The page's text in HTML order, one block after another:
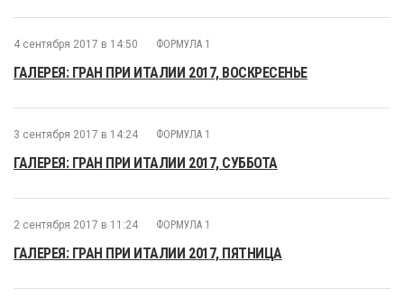
4 сентября 2017 в 14:50 ФОРМУЛА 1
ГАЛЕРЕЯ: ГРАН ПРИ ИТАЛИИ 2017, ВОСКРЕСЕНЬЕ
3 сентября 2017 в 14:24 ФОРМУЛА 1
ГАЛЕРЕЯ: ГРАН ПРИ ИТАЛИИ 2017, СУББОТА
2 сентября 2017 в 11:24 ФОРМУЛА 1
ГАЛЕРЕЯ: ГРАН ПРИ ИТАЛИИ 2017, ПЯТНИЦА